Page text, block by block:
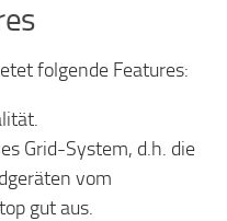
folgende Features:
Grid-System, d.h. die
vom
gut aus.